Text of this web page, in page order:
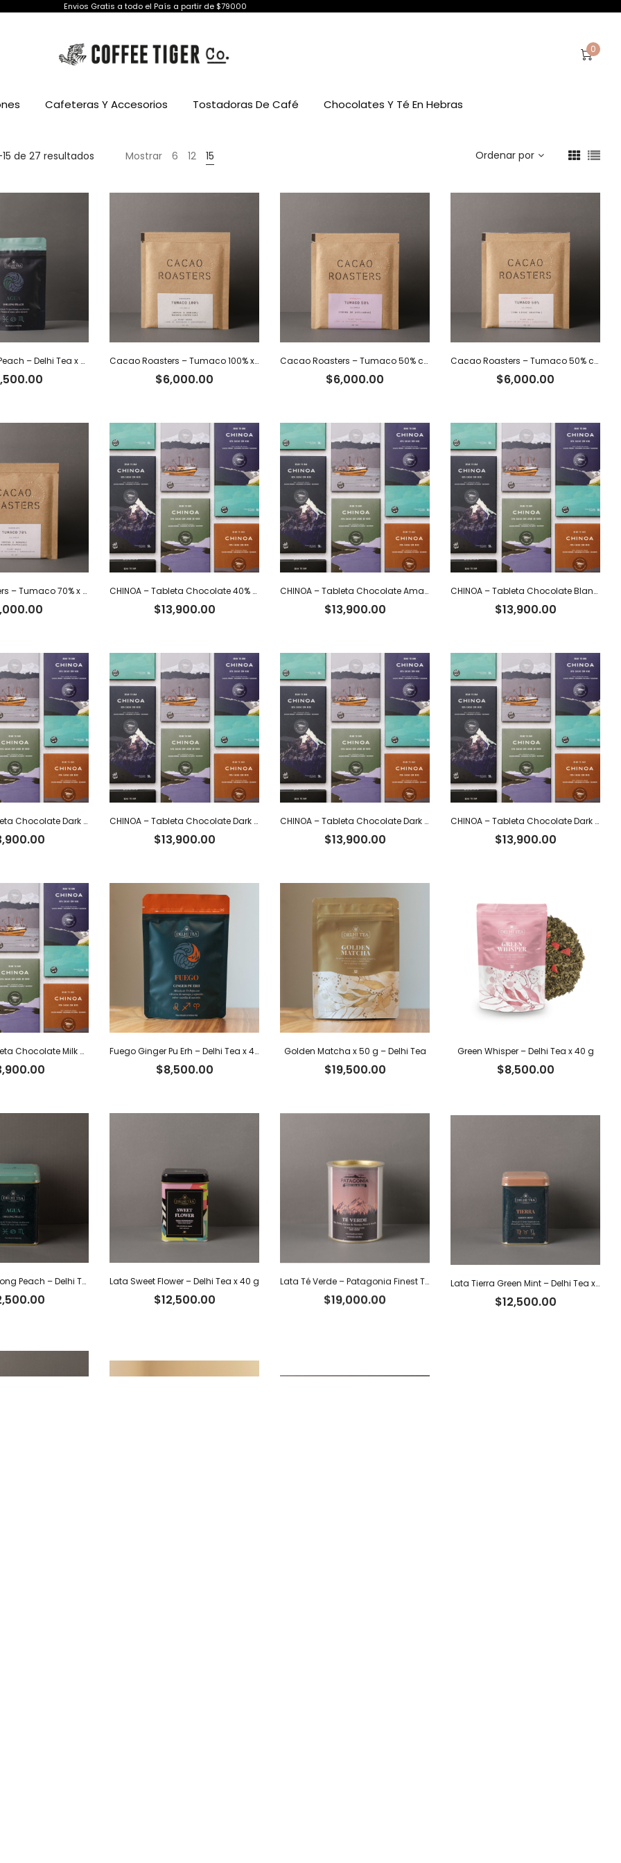
Envios Gratis a todo el País a partir de $79000
0
Cafeteras Y Accesorios Tostadoras De Café Chocolates Y Té En Hebras
de 27 resultados Mostrar 6 12 15 Ordenar por
Agua Oolong Peach – Delhi Tea x 40 g Cacao Roasters – Tumaco 100% x 40 g
$6,000.00
Cacao Roasters – Tumaco 50% c/crema de avellanas
$6,000.00
Cacao Roasters – Tumaco 50% c/leche vegetal
$6,000.00
Cacao Roasters – Tumaco 70% x 40 g CHINOA – Tableta Chocolate 40% con leche y café x 50 g
$13,900.00
CHINOA – Tableta Chocolate Amargo 100% Cacao x 50 g
$13,900.00
CHINOA – Tableta Chocolate Blanco 36% Cacao Ecuatoriano x 50 g
$13,900.00
CHINOA – Tableta Chocolate Dark 70% Cacao Ecuatoriano con Nibs x 50 g CHINOA – Tableta Chocolate Dark 72% Cacao Intenso Ecuatoriano x 50 g
$13,900.00
CHINOA – Tableta Chocolate Dark 85% Cacao Ecuatoriano con Nibs x 50 g
$13,900.00
CHINOA – Tableta Chocolate Dark 92% Cacao Ecuatoriano x 50 g
$13,900.00
CHINOA – Tableta Chocolate Milk Dark 54% Cacao Ecuatoriano con Leche de Coco x 50 g Fuego Ginger Pu Erh – Delhi Tea x 40 g
$8,500.00
Golden Matcha x 50 g – Delhi Tea
$19,500.00
Green Whisper – Delhi Tea x 40 g
$8,500.00
Lata Agua Oolong Peach – Delhi Tea x 40 g Lata Sweet Flower – Delhi Tea x 40 g
$12,500.00
Lata Té Verde – Patagonia Finest Tea x 80 g
$19,000.00 $12,500.00